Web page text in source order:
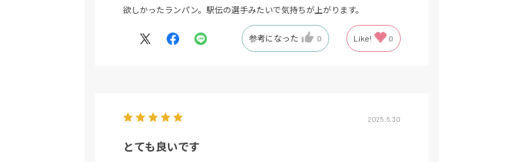
欲しかったランパン。駅伝の選手みたいで気持ちが上がります。
参考になった 0 Like! 0
2025.6.30
とても良いです